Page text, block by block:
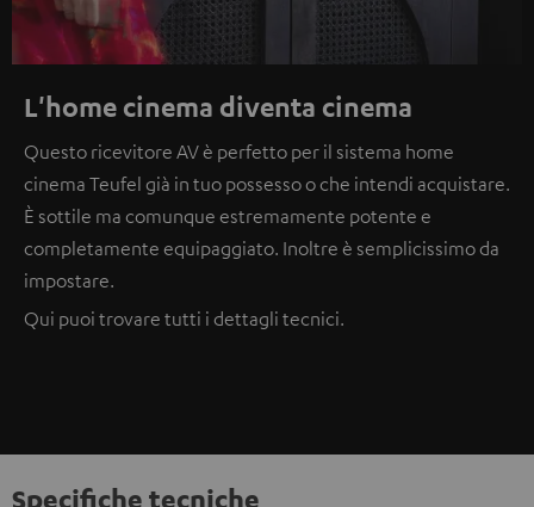
L'home cinema diventa cinema
Questo ricevitore AV è perfetto per il sistema home
cinema Teufel già in tuo possesso o che intendi acquistare.
È sottile ma comunque estremamente potente e
completamente equipaggiato. Inoltre è semplicissimo da
impostare.
Qui puoi trovare tutti i dettagli tecnici.
Specifiche tecniche